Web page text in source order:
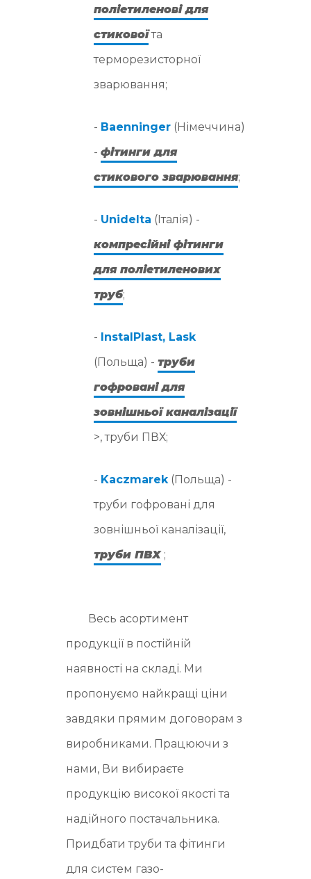
поліетиленові для
стиковоїта
терморезисторної
зварювання;
- Baenninger (Німеччина)
- фітинги для
стикового зварювання;
- Unidelta (Італія) -
компресійні фітинги
для поліетиленових
труб;
- InstalPlast, Lask
(Польща) - труби
гофровані для
зовнішньої каналізації
>, труби ПВХ;
- Kaczmarek(Польща) -
труби гофровані для
зовнішньої каналізації,
труби ПВХ;
Весь асортимент
продукції в постійній
наявності на складі. Ми
пропонуємо найкращі ціни
завдяки прямим договорам з
виробниками. Працюючи з
нами, Ви вибираєте
продукцію високої якості та
надійного постачальника.
Придбати труби та фітинги
для систем газо-